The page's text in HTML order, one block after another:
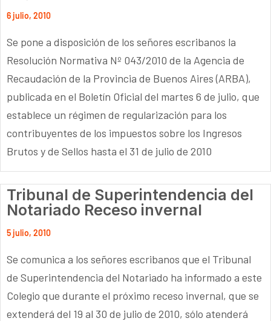
6 julio, 2010
Se pone a disposición de los señores escribanos la
Resolución Normativa Nº 043/2010 de la Agencia de
Recaudación de la Provincia de Buenos Aires (ARBA),
publicada en el Boletín Oficial del martes 6 de julio, que
establece un régimen de regularización para los
contribuyentes de los impuestos sobre los Ingresos
Brutos y de Sellos hasta el 31 de julio de 2010
Tribunal de Superintendencia del
Notariado Receso invernal
5 julio, 2010
Se comunica a los señores escribanos que el Tribunal
de Superintendencia del Notariado ha informado a este
Colegio que durante el próximo receso invernal, que se
extenderá del 19 al 30 de julio de 2010, sólo atenderá